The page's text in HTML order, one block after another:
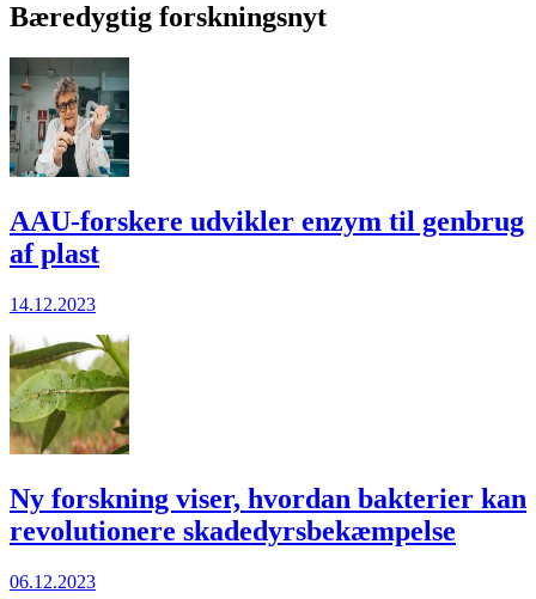
Bæredygtig forskningsnyt
AAU­-forsk­ere ud­vik­ler en­zym til gen­brug
af plast
14.12.2023
Ny forskning viser, hvordan bakterier kan
revolutionere skadedyrsbekæmpelse
06.12.2023